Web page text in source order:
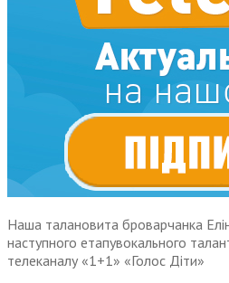
Наша талановита броварчанка
наступного етапувокального
телеканалу «1+1» «Голос Діти»